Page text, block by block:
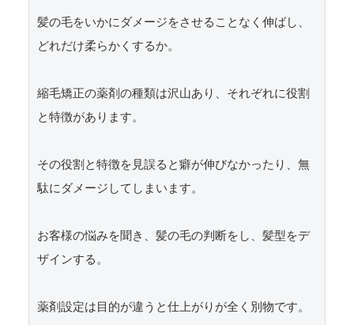
髪の毛をいかにダメージをさせることなく伸ばし、
どれだけ柔らかくするか。
縮毛矯正の薬剤の種類は沢山あり、それぞれに役割
と特徴があります。
その役割と特徴を見誤ると癖が伸びなかったり、無
駄にダメージしてしまいます。
お客様の悩みを聞き、髪の毛の判断をし、髪型をデ
ザインする。